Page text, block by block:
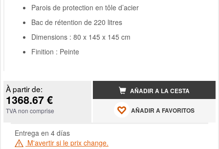
Parois de protection en tôle d’acier
Bac de rétention de 220 litres
Dimensions : 80 x 145 x 145 cm
Finition : Peinte
À partir de:
1368.67 €
TVA non comprise
AÑADIR A LA CESTA
AÑADIR A FAVORITOS
Entrega en 4 días
M'avertir si le prix change.